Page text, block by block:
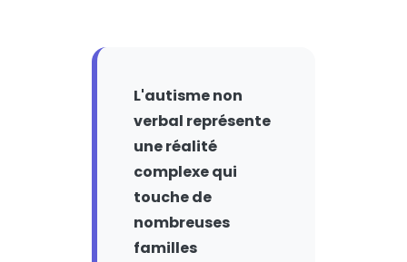
L'autisme non
verbal représente
une réalité
complexe qui
touche de
nombreuses
familles